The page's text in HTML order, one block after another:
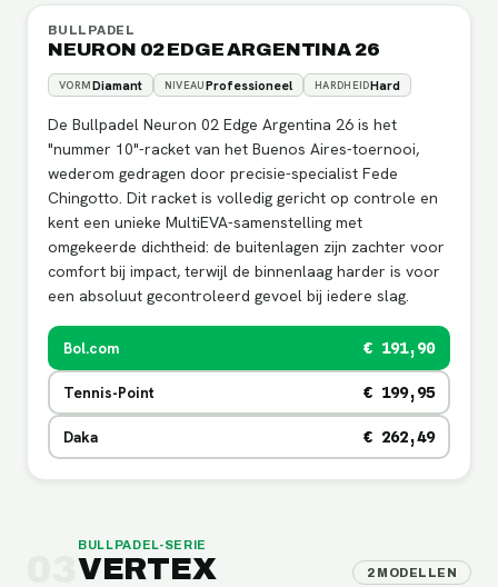
BULLPADEL
NEURON 02 EDGE ARGENTINA 26
VORMDiamant NIVEAUProfessioneel HARDHEIDHard
De Bullpadel Neuron 02 Edge Argentina 26 is het
"nummer 10"-racket van het Buenos Aires-toernooi,
wederom gedragen door precisie-specialist Fede
Chingotto. Dit racket is volledig gericht op controle en
kent een unieke MultiEVA-samenstelling met
omgekeerde dichtheid: de buitenlagen zijn zachter voor
comfort bij impact, terwijl de binnenlaag harder is voor
een absoluut gecontroleerd gevoel bij iedere slag.
Bol.com € 191,90
Tennis-Point € 199,95
Daka € 262,49
BULLPADEL-SERIE
VERTEX 2 MODELLEN